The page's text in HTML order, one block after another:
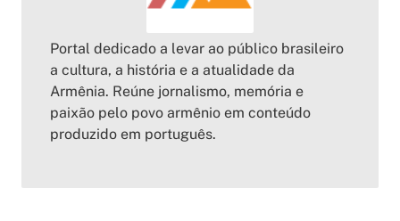
Portal dedicado a levar ao público brasileiro
a cultura, a história e a atualidade da
Armênia. Reúne jornalismo, memória e
paixão pelo povo armênio em conteúdo
produzido em português.